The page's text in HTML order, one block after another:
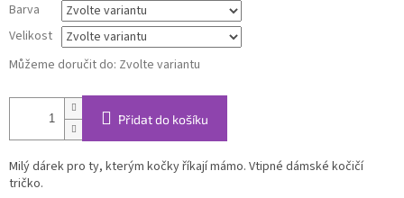
Barva
Velikost
Můžeme doručit do: Zvolte variantu
Přidat do košíku
Milý dárek pro ty, kterým kočky říkají mámo. Vtipné dámské kočičí
tričko.